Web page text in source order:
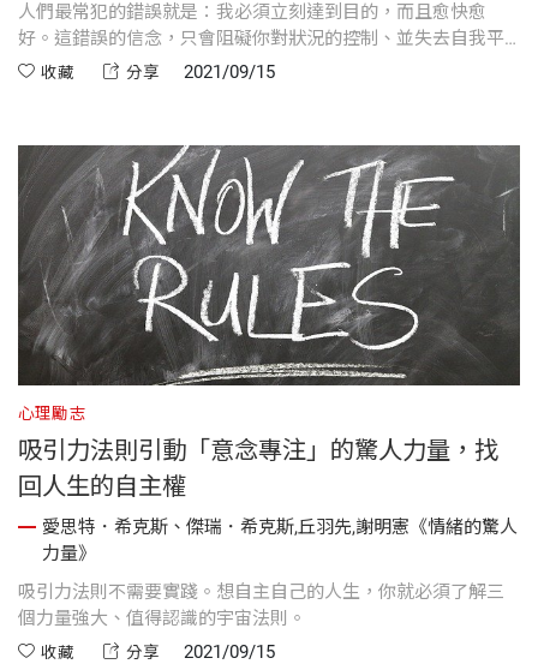
人們最常犯的錯誤就是：我必須立刻達到目的，而且愈快愈
好。這錯誤的信念，只會阻礙你對狀況的控制、並失去自我平
衡。我們當然能理解，你想儘快找到問題答案或解決方法的渴
收藏 分享 2021/09/15
心理勵志
吸引力法則引動「意念專注」的驚人力量，找
回人生的自主權
愛思特．希克斯、傑瑞．希克斯,丘羽先,謝明憲《情緒的驚人
力量》
吸引力法則不需要實踐。想自主自己的人生，你就必須了解三
個力量強大、值得認識的宇宙法則。
收藏 分享 2021/09/15